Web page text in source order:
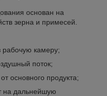
основан на
зерна и примесей.
рабочую камеру;
поток;
основного продукта;
на дальнейшую